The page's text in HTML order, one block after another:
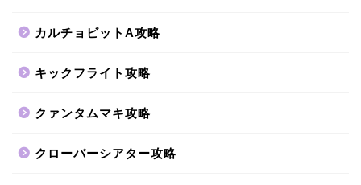
カルチョビットA攻略
キックフライト攻略
クァンタムマキ攻略
クローバーシアター攻略